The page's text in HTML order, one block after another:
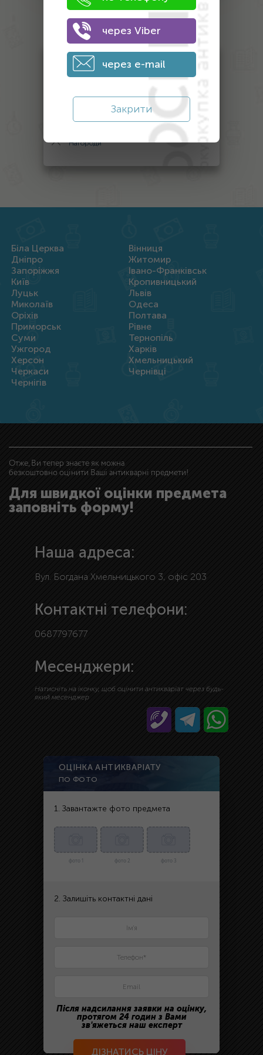
Оценка
антиквариата
Антикваріат
Інший антикваріат
Нагороди
Біла Церква
Вінниця
Дніпро
Житомир
Запоріжжя
Івано-Франківськ
Київ
Кропивницький
Луцьк
Львів
Миколаїв
Одеса
Оріхів
Полтава
Приморськ
Рівне
Суми
Тернопіль
Ужгород
Харків
Херсон
Хмельницький
Черкаси
Чернівці
Чернігів
Отже, Ви тепер знаєте як можна
безкоштовно оцінити Ваші антикварні предмети!
Для швидкої оцінки предмета
заповніть форму!
Наша адреса:
Вул. Богдана Хмельницького 3, офіс 203
Контактні телефони:
0687797677
Месенджери:
Натисніть на іконку, щоб оцінити антикваріат через будь-
який месенджер
ОЦІНКА АНТИКВАРІАТУ
ПО ФОТО
1. Завантажте фото предмета
фото 1 фото 2 фото 3
2. Залишіть контактні дані
Після надсилання заявки на оцінку,
протягом 24 годин з Вами
зв'яжеться наш експерт
ДІЗНАТИСЬ ЦІНУ
через Viber
через e-mail
Закрити